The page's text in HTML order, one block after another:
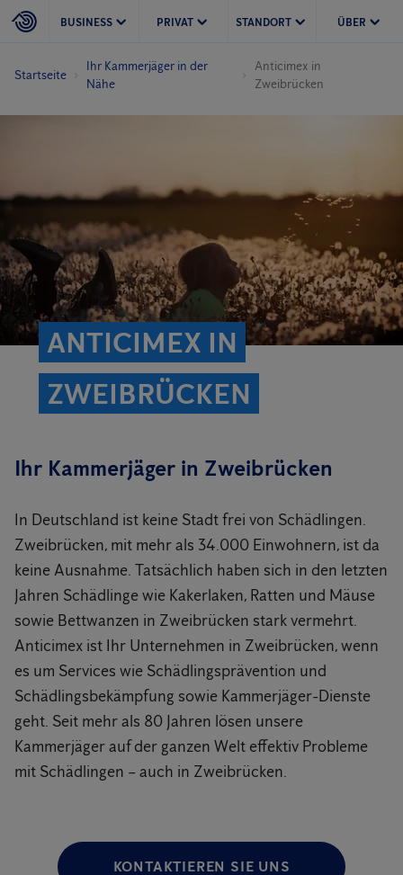
BUSINESS PRIVAT STANDORT ÜBER
Startseite
Ihr Kammerjäger in der
Nähe
Anticimex in
Zweibrücken
ANTICIMEX IN
ZWEIBRÜCKEN
Ihr Kammerjäger in Zweibrücken
In Deutschland ist keine Stadt frei von Schädlingen.
Zweibrücken, mit mehr als 34.000 Einwohnern, ist da
keine Ausnahme. Tatsächlich haben sich in den letzten
Jahren Schädlinge wie Kakerlaken, Ratten und Mäuse
sowie Bettwanzen in Zweibrücken stark vermehrt.
Anticimex ist Ihr Unternehmen in Zweibrücken, wenn
es um Services wie Schädlingsprävention und
Schädlingsbekämpfung sowie Kammerjäger-Dienste
geht. Seit mehr als 80 Jahren lösen unsere
Kammerjäger auf der ganzen Welt effektiv Probleme
mit Schädlingen – auch in Zweibrücken.
KONTAKTIEREN SIE UNS